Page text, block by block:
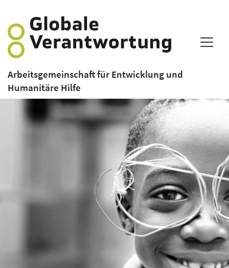
Arbeitsgemeinschaft für Entwicklung und
Humanitäre Hilfe